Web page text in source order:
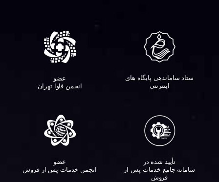
ستاد ساماندهی پایگاه های
اینترنتی
عضو
انجمن فاوا تهران
تأیید شده در
سامانه جامع خدمات پس از
فروش
عضو
انجمن خدمات پس از فروش